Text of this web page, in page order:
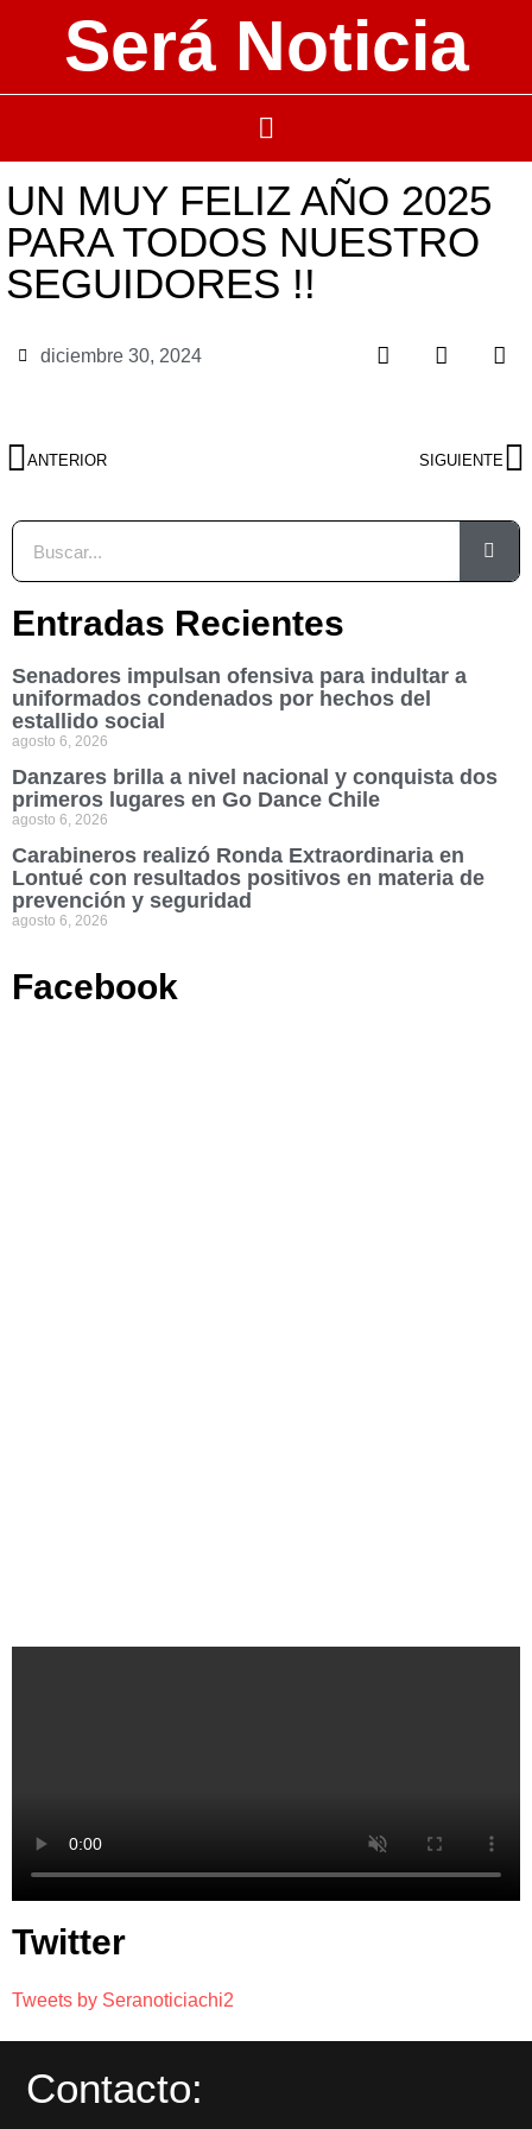
Será Noticia
UN MUY FELIZ AÑO 2025
PARA TODOS NUESTRO
SEGUIDORES !!
diciembre 30, 2024
ANTERIOR SIGUIENTE
Entradas Recientes
Senadores impulsan ofensiva para indultar a
uniformados condenados por hechos del
estallido social
agosto 6, 2026
Danzares brilla a nivel nacional y conquista dos
primeros lugares en Go Dance Chile
agosto 6, 2026
Carabineros realizó Ronda Extraordinaria en
Lontué con resultados positivos en materia de
prevención y seguridad
agosto 6, 2026
Facebook
Twitter
Tweets by Seranoticiachi2
Contacto: